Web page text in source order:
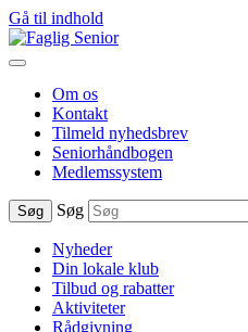
Gå til indhold
Om os
Kontakt
Tilmeld nyhedsbrev
Seniorhåndbogen
Medlemssystem
Søg Søg
Nyheder
Din lokale klub
Tilbud og rabatter
Aktiviteter
Rådgivning